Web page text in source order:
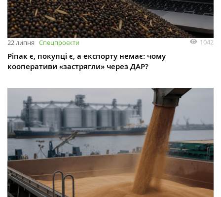
22 липня Спецпроєкти 1042
Ріпак є, покупці є, а експорту немає: чому
кооперативи «застрягли» через ДАР?